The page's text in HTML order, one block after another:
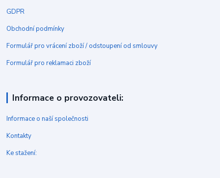
GDPR
Obchodní podmínky
Formulář pro vrácení zboží / odstoupení od smlouvy
Formulář pro reklamaci zboží
Informace o provozovateli:
Informace o naší společnosti
Kontakty
Ke stažení: